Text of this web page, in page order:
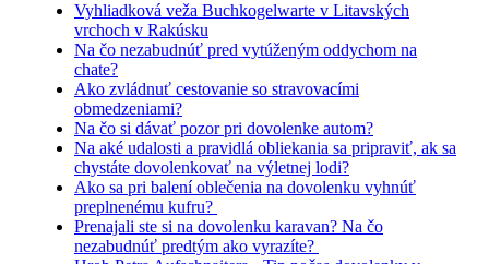
Vyhliadková veža Buchkogelwarte v Litavských
vrchoch v Rakúsku
Na čo nezabudnúť pred vytúženým oddychom na
chate?
Ako zvládnuť cestovanie so stravovacími
obmedzeniami?
Na čo si dávať pozor pri dovolenke autom?
Na aké udalosti a pravidlá obliekania sa pripraviť, ak sa
chystáte dovolenkovať na výletnej lodi?
Ako sa pri balení oblečenia na dovolenku vyhnúť
preplnenému kufru?
Prenajali ste si na dovolenku karavan? Na čo
nezabudnúť predtým ako vyrazíte?